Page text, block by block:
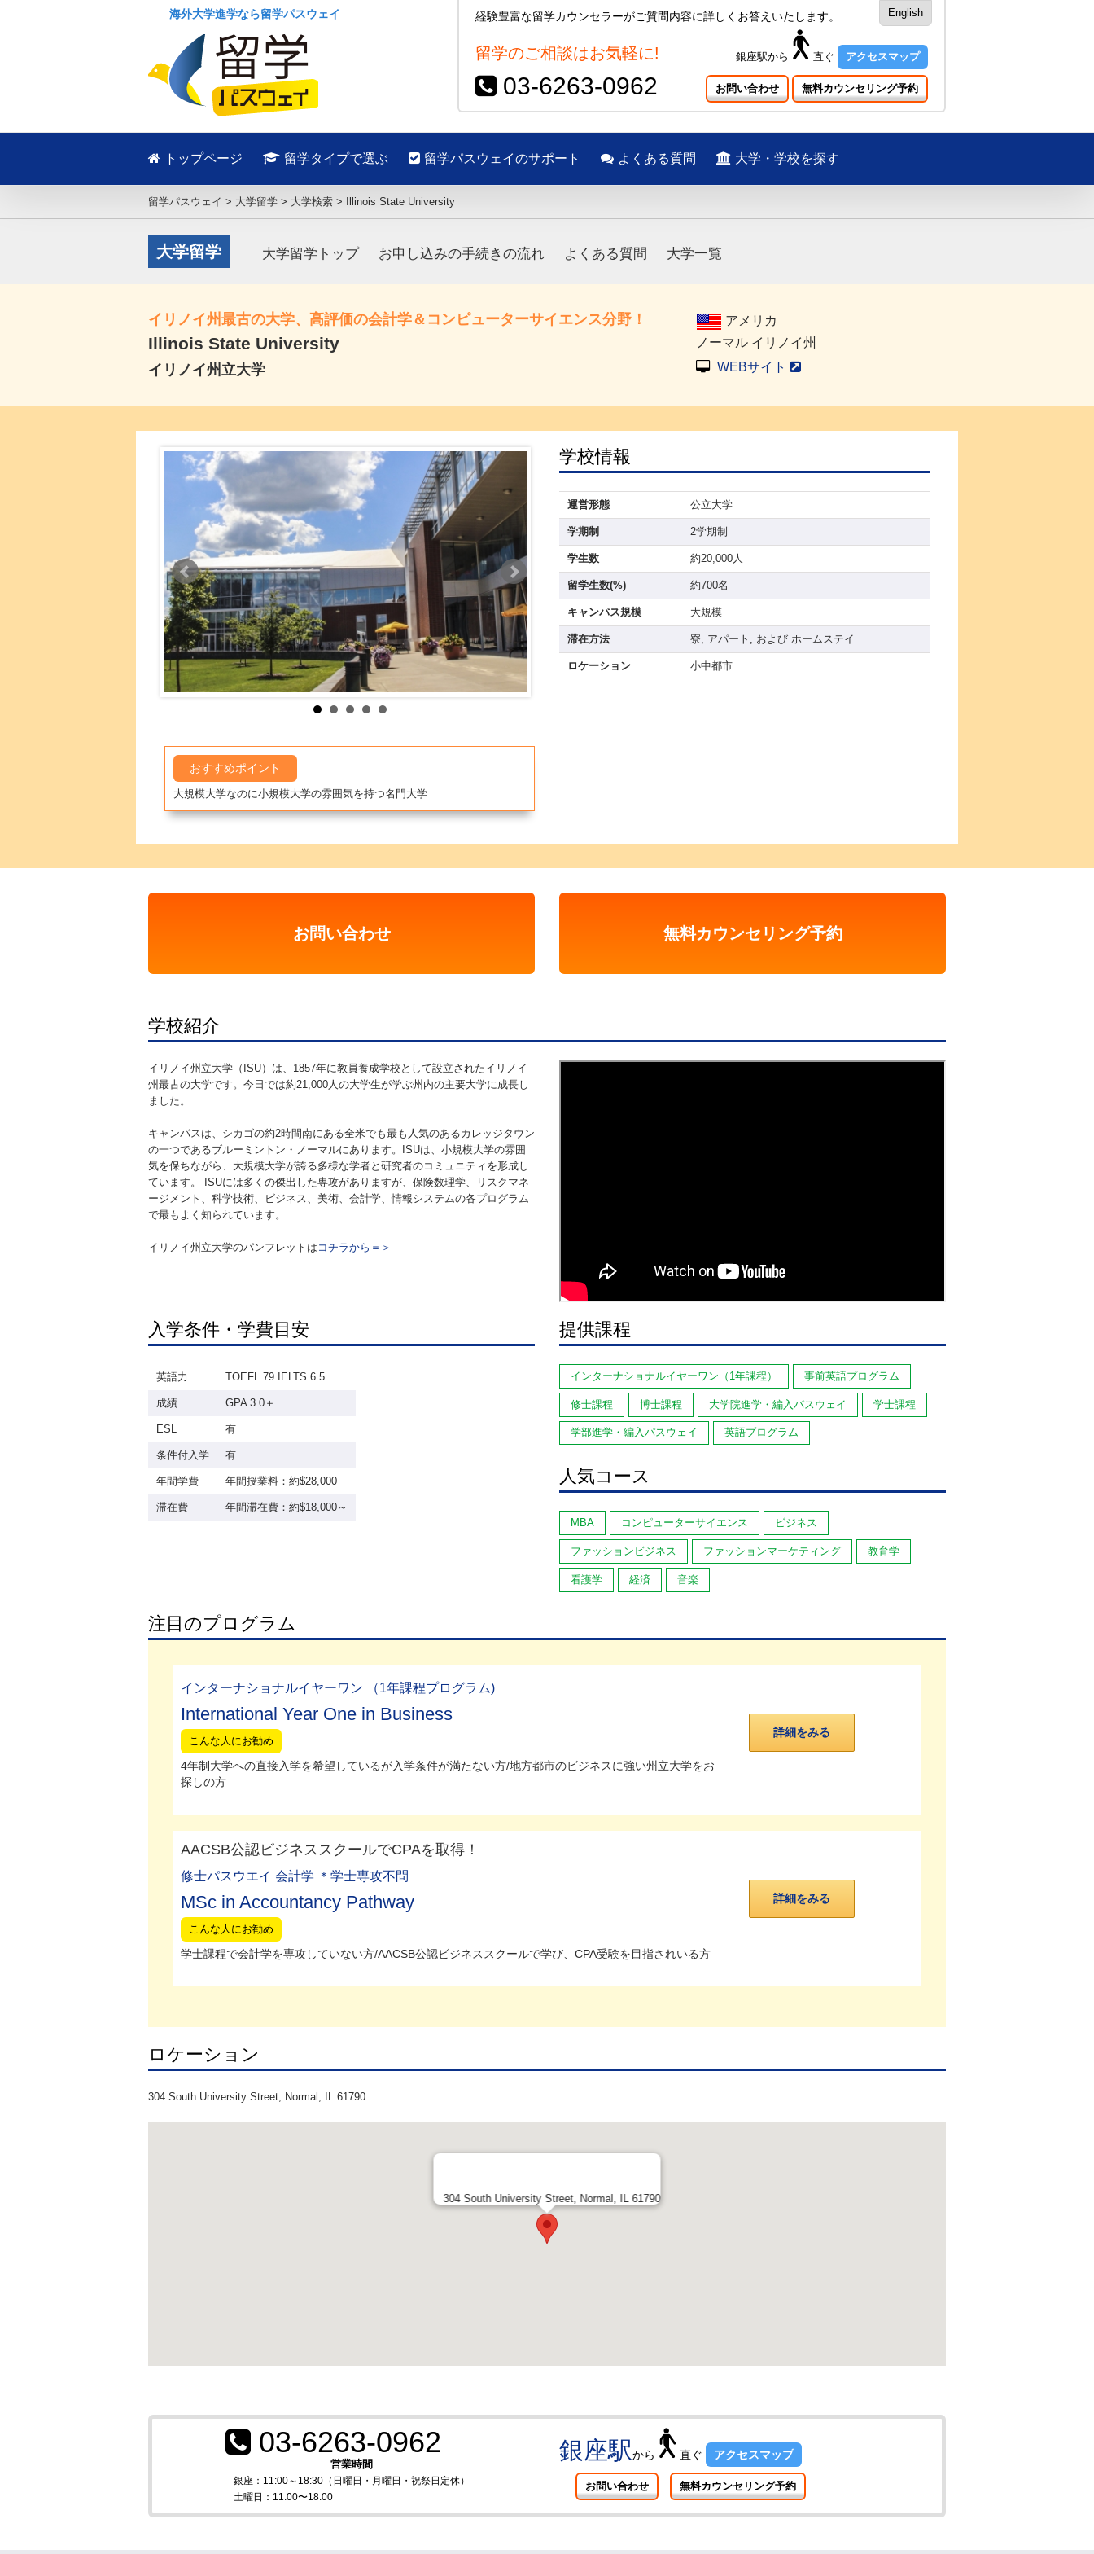
経験豊富な留学カウンセラーがご質問内容に詳しくお答えいたします。 English
留学のご相談はお気軽に!
03-6263-0962
銀座駅から 直ぐ アクセスマップ
お問い合わせ 無料カウンセリング予約
海外大学進学なら留学パスウェイ
トップページ 留学タイプで選ぶ 留学パスウェイのサポート よくある質問 大学・学校を探す
留学パスウェイ > 大学留学 > 大学検索 > Illinois State University
大学留学 大学留学トップ お申し込みの手続きの流れ よくある質問 大学一覧
イリノイ州最古の大学、高評価の会計学＆コンピューターサイエンス分野！
Illinois State University
イリノイ州立大学
アメリカ
ノーマル イリノイ州
WEBサイト
おすすめポイント
大規模大学なのに小規模大学の雰囲気を持つ名門大学
学校情報
運営形態 公立大学
学期制 2学期制
学生数 約20,000人
留学生数(%) 約700名
キャンパス規模 大規模
滞在方法 寮, アパート, および ホームステイ
ロケーション 小中都市
お問い合わせ 無料カウンセリング予約
学校紹介
イリノイ州立大学（ISU）は、1857年に教員養成学校として設立されたイリノイ
州最古の大学です。今日では約21,000人の大学生が学ぶ州内の主要大学に成長し
ました。
キャンパスは、シカゴの約2時間南にある全米でも最も人気のあるカレッジタウン
の一つであるブルーミントン・ノーマルにあります。ISUは、小規模大学の雰囲
気を保ちながら、大規模大学が誇る多様な学者と研究者のコミュニティを形成し
ています。 ISUには多くの傑出した専攻がありますが、保険数理学、リスクマネ
ージメント、科学技術、ビジネス、美術、会計学、情報システムの各プログラム
で最もよく知られています。
イリノイ州立大学のパンフレットは コチラから＝＞
入学条件・学費目安
英語力 TOEFL 79 IELTS 6.5
成績 GPA 3.0＋
ESL 有
条件付入学 有
年間学費 年間授業料：約$28,000
滞在費 年間滞在費：約$18,000～
提供課程
インターナショナルイヤーワン（1年課程） 事前英語プログラム
修士課程 博士課程 大学院進学・編入パスウェイ 学士課程
学部進学・編入パスウェイ 英語プログラム
人気コース
MBA コンピューターサイエンス ビジネス
ファッションビジネス ファッションマーケティング 教育学
看護学 経済 音楽
注目のプログラム
インターナショナルイヤーワン （1年課程プログラム)
International Year One in Business
こんな人にお勧め
4年制大学への直接入学を希望しているが入学条件が満たない方/地方都市のビジネスに強い州立大学をお
探しの方
詳細をみる
AACSB公認ビジネススクールでCPAを取得！
修士パスウエイ 会計学 ＊学士専攻不問
MSc in Accountancy Pathway
こんな人にお勧め
学士課程で会計学を専攻していない方/AACSB公認ビジネススクールで学び、CPA受験を目指されいる方
詳細をみる
ロケーション
304 South University Street, Normal, IL 61790
304 South University Street, Normal, IL 61790
03-6263-0962
営業時間
銀座：11:00～18:30（日曜日・月曜日・祝祭日定休）
土曜日：11:00〜18:00
銀座駅から 直ぐ アクセスマップ
お問い合わせ 無料カウンセリング予約